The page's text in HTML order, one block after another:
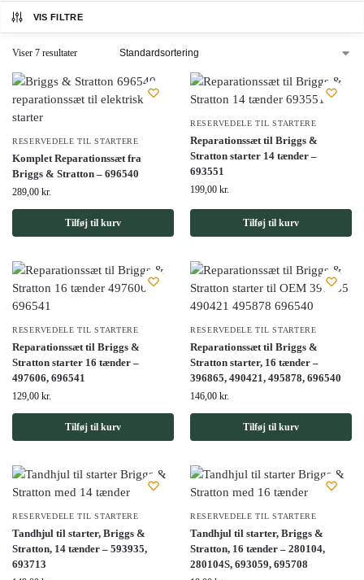
VIS FILTRE
Viser 7 resultater
RESERVEDELE TIL STARTERE
Komplet Reparationssæt fra
Briggs & Stratton – 696540
289,00 kr.
Tilføj til kurv
RESERVEDELE TIL STARTERE
Reparationssæt til Briggs &
Stratton starter 14 tænder –
693551
199,00 kr.
Tilføj til kurv
RESERVEDELE TIL STARTERE
Reparationssæt til Briggs &
Stratton starter 16 tænder –
497606, 696541
129,00 kr.
Tilføj til kurv
RESERVEDELE TIL STARTERE
Reparationssæt til Briggs &
Stratton starter, 16 tænder –
396865, 490421, 495878, 696540
146,00 kr.
Tilføj til kurv
RESERVEDELE TIL STARTERE
Tandhjul til starter, Briggs &
Stratton, 14 tænder – 593935,
693713
RESERVEDELE TIL STARTERE
Tandhjul til starter, Briggs &
Stratton, 16 tænder – 280104,
280104S, 693059, 695708